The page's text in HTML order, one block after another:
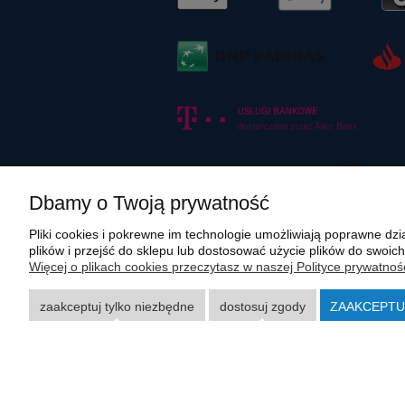
Wszystkie materiały graficzne i zdjęciowe zamieszczone na stronie
rozpowszechnianie wskazanych powyżej materiałów wymaga zgody
Carraro, Case, Cat, Caterpillar, Dana Spicer, Doosan, Komatsu, New
Dbamy o Twoją prywatność
Pliki cookies i pokrewne im technologie umożliwiają poprawne
plików i przejść do sklepu lub dostosować użycie plików do
Więcej o plikach cookies przeczytasz w naszej Polityce
zaakceptuj tylko niezbędne dostosuj zgody